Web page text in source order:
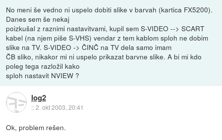
No meni še vedno ni uspelo dobiti slike v barvah (kartica FX5200).
Danes sem še nekaj
poizkušal z raznimi nastavitvami, kupil sem S-VIDEO --> SCART
kabel (na njem piše S-VHS) vendar z tem kablom sploh ne dobim
slike na TV. S-VIDEO -> ČINČ na TV dela samo imam
ČB sliko, nikakor mi ni uspelo prikazat barvne slike. A bi mi kdo
poleg tega razložil kako
sploh nastavit NVIEW ?
log2
::2. okt 2003, 20:41
Ok, problem rešen.